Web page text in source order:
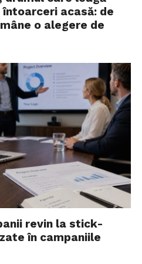
acasă: de
o alegere de
revin la stick-
în campaniile